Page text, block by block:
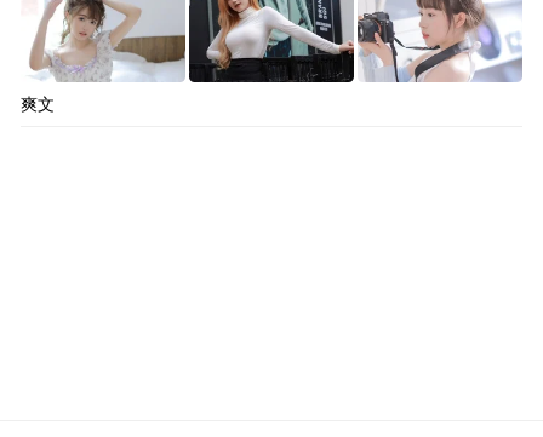
爽文